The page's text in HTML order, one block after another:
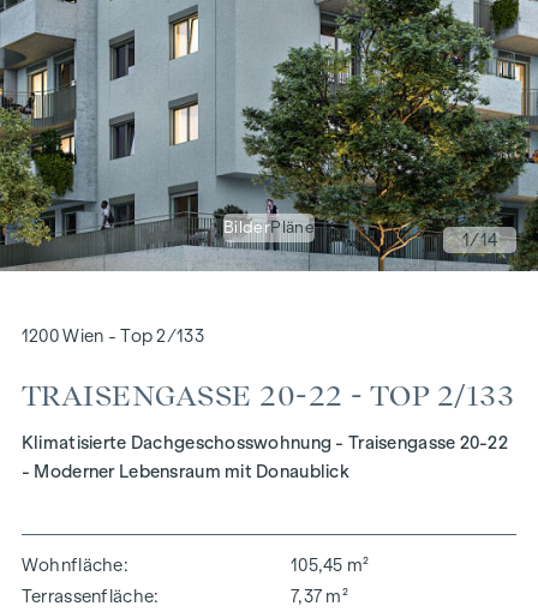
BilderPläne
1/14
1200 Wien - Top 2/133
TRAISENGASSE 20-22 - TOP 2/133
Klimatisierte Dachgeschosswohnung - Traisengasse 20-22
- Moderner Lebensraum mit Donaublick
Wohnfläche
105,45 m²
Terrassenfläche
7,37 m²